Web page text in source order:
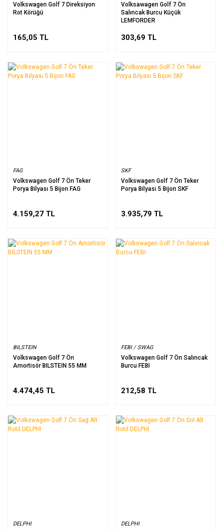
Volkswagen Golf 7 Direksiyon
Rot Körüğü
165,05 TL
Volksawagen Golf 7 Ön
Salıncak Burcu Küçük
LEMFORDER
303,69 TL
FAG
Volkswagen Golf 7 Ön Teker
Porya Bilyası 5 Bijon FAG
4.159,27 TL
SKF
Volkswagen Golf 7 Ön Teker
Porya Bilyası 5 Bijon SKF
3.935,79 TL
BILSTEIN
Volkswagen Golf 7 Ön
Amortisör BILSTEIN 55 MM
4.474,45 TL
FEBI / SWAG
Volkswagen Golf 7 Ön Salıncak
Burcu FEBI
212,58 TL
DELPHI DELPHI